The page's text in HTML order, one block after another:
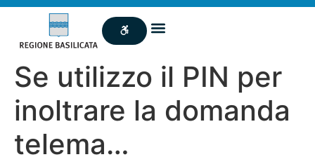
Se utilizzo il PIN per
inoltrare la domanda
telema…